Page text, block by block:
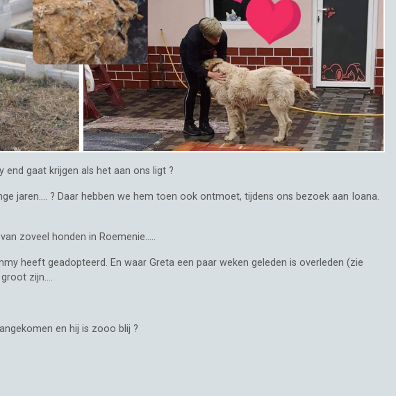
end gaat krijgen als het aan ons ligt ?
jaren.... ? Daar hebben we hem toen ook ontmoet, tijdens ons bezoek aan Ioana.
zoveel honden in Roemenie.....
heeft geadopteerd. En waar Greta een paar weken geleden is overleden (zie
zijn....
en hij is zooo blij ?